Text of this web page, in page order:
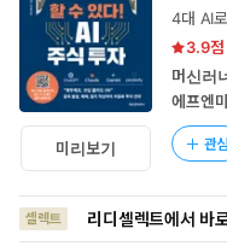
미리보기
4대 AI
3.9
머신러
에프엔
관심
셀렉트 리디셀렉트에서 바